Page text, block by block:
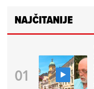
NAJČITANIJE